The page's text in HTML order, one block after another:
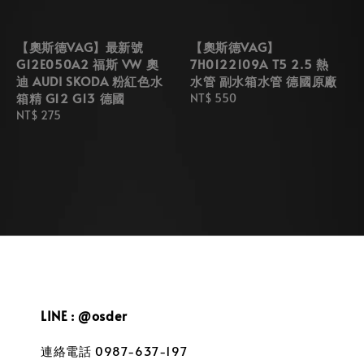
【奧斯德VAG】最新號
G12E050A2 福斯 VW 奧
迪 AUDI SKODA 粉紅色水
箱精 G12 G13 德國
Regular
NT$ 275
【奧斯德VAG】
7H0122109A T5 2.5 熱
水管 副水箱水管 德國原廠
Regular
NT$ 550
LINE : @osder
連絡電話 0987-637-197